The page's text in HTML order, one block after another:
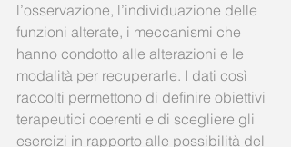
l’osservazione, l’individuazione delle
funzioni alterate, i meccanismi che
hanno condotto alle alterazioni e le
modalità per recuperarle. I dati così
raccolti permettono di definire obiettivi
terapeutici coerenti e di scegliere gli
esercizi in rapporto alle possibilità del